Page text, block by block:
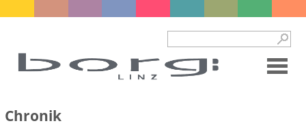
Chronik